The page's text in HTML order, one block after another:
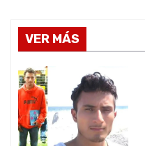
g
a
c
i
VER MÁS